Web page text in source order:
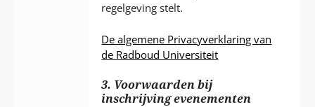
regelgeving stelt.
De algemene Privacyverklaring van
de Radboud Universiteit
3. Voorwaarden bij
inschrijving evenementen